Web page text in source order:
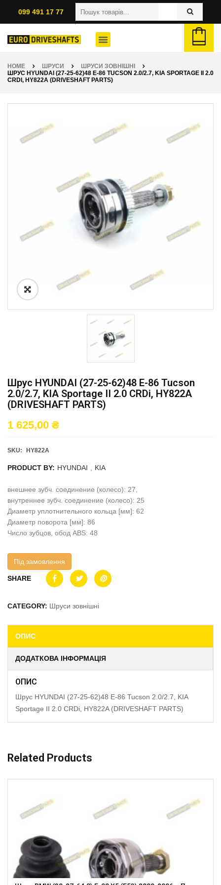
099 491 17 77
HOME ШРУСИ
ШРУСИ ЗОВНІШНІ
ШРУС HYUNDAI (27-25-62)48 E-86 TUCSON 2.0/2.7, KIA SPORTAGE II 2.0
CRDI, HY822A (DRIVESHAFT PARTS)
Шрус HYUNDAI (27-25-62)48 E-86 Tucson
2.0/2.7, KIA Sportage II 2.0 CRDi, HY822A
(DRIVESHAFT PARTS)
1 625,00 ₴
SKU: HY822A
PRODUCT BY: HYUNDAI KIA
внешнее зубч. соединение (колесо): 27,
внутреннее зубч. соединение (колесо): 25
Диаметр уплотнительного кольца [мм]: 62
Диаметр поворота [мм]: 86
Число зубцов, обод ABS: 48
Під замовлення
SHARE
CATEGORY: Шруси зовнішні
ОПИС
ДОДАТКОВА ІНФОРМАЦІЯ
ОПИС
Шрус HYUNDAI (27-25-62)48 E-86 Tucson 2.0/2.7, KIA
Sportage II 2.0 CRDi, HY822A (DRIVESHAFT PARTS)
Related Products